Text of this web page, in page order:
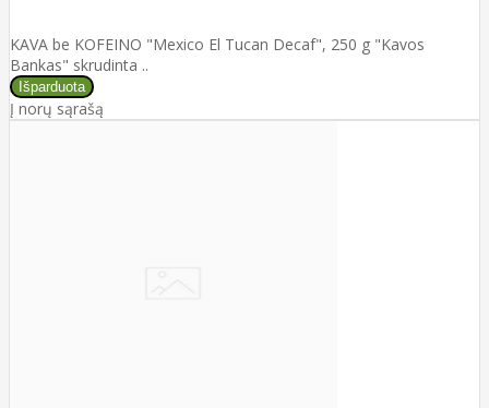
KAVA be KOFEINO "Mexico El Tucan Decaf", 250 g "Kavos
Bankas" skrudinta ..
Į norų sąrašą